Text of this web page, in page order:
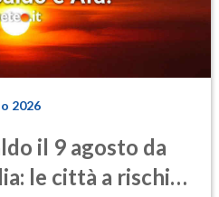
2026
il 9 agosto da
le città a rischio